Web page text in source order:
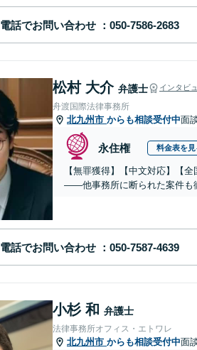
電話でお問い合わせ
松村 大介 弁護士 インタビ
舟渡国際法律事務所
北九州市 からも相談受付中面
永住権 料金表を見
【無罪獲得】【中文対応】【
——他事務所に断られた案件も
電話でお問い合わせ
小杉 和 弁護士
法律事務所オフィス・エトワレ
北九州市 からも相談受付中面